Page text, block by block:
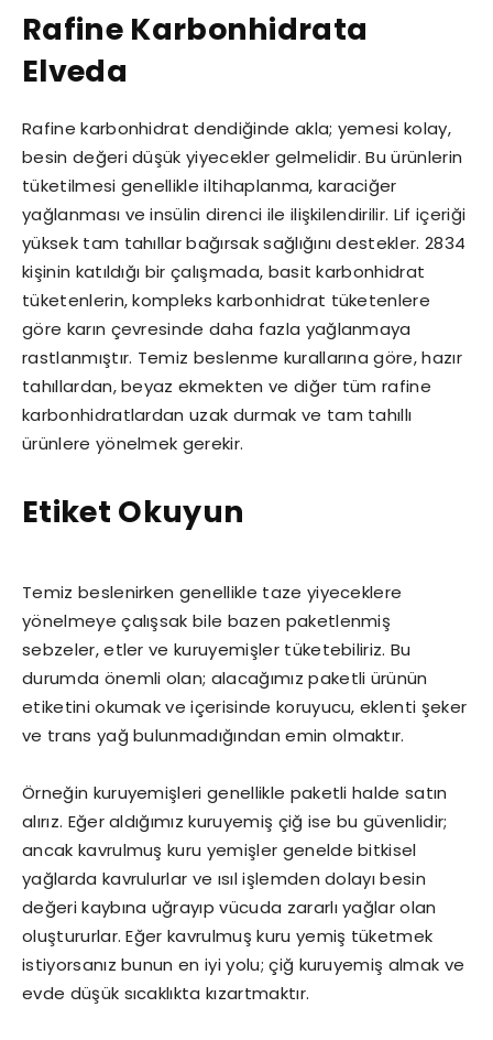
Rafine Karbonhidrata
Elveda
Rafine karbonhidrat dendiğinde akla; yemesi kolay,
besin değeri düşük yiyecekler gelmelidir. Bu ürünlerin
tüketilmesi genellikle iltihaplanma, karaciğer
yağlanması ve insülin direnci ile ilişkilendirilir. Lif içeriği
yüksek tam tahıllar bağırsak sağlığını destekler. 2834
kişinin katıldığı bir çalışmada, basit karbonhidrat
tüketenlerin, kompleks karbonhidrat tüketenlere
göre karın çevresinde daha fazla yağlanmaya
rastlanmıştır. Temiz beslenme kurallarına göre, hazır
tahıllardan, beyaz ekmekten ve diğer tüm rafine
karbonhidratlardan uzak durmak ve tam tahıllı
ürünlere yönelmek gerekir.
Etiket Okuyun
Temiz beslenirken genellikle taze yiyeceklere
yönelmeye çalışsak bile bazen paketlenmiş
sebzeler, etler ve kuruyemişler tüketebiliriz. Bu
durumda önemli olan; alacağımız paketli ürünün
etiketini okumak ve içerisinde koruyucu, eklenti şeker
ve trans yağ bulunmadığından emin olmaktır.
Örneğin kuruyemişleri genellikle paketli halde satın
alırız. Eğer aldığımız kuruyemiş çiğ ise bu güvenlidir;
ancak kavrulmuş kuru yemişler genelde bitkisel
yağlarda kavrulurlar ve ısıl işlemden dolayı besin
değeri kaybına uğrayıp vücuda zararlı yağlar olan
oluştururlar. Eğer kavrulmuş kuru yemiş tüketmek
istiyorsanız bunun en iyi yolu; çiğ kuruyemiş almak ve
evde düşük sıcaklıkta kızartmaktır.